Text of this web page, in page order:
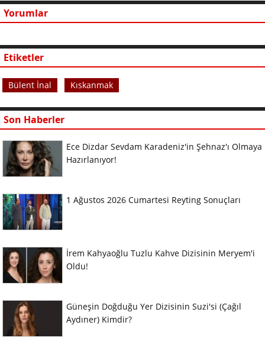
Yorumlar
Etiketler
Bülent İnal Kıskanmak
Son Haberler
Ece Dizdar Sevdam Karadeniz'in Şehnaz'ı Olmaya
Hazırlanıyor!
1 Ağustos 2026 Cumartesi Reyting Sonuçları
İrem Kahyaoğlu Tuzlu Kahve Dizisinin Meryem'i
Oldu!
Güneşin Doğduğu Yer Dizisinin Suzi'si (Çağıl
Aydıner) Kimdir?